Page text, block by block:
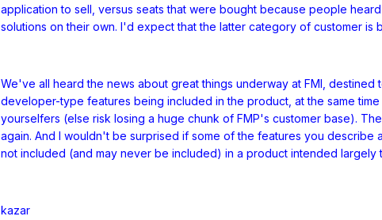
application to sell, versus seats that were bought because people
solutions on their own. I'd expect that the latter category of customer
We've all heard the news about great things underway at FMI,
developer-type features being included in the product, at the same
yourselfers (else risk losing a huge chunk of FMP's customer base).
again. And I wouldn't be surprised if some of the features you
not included (and may never be included) in a product intended
kazar